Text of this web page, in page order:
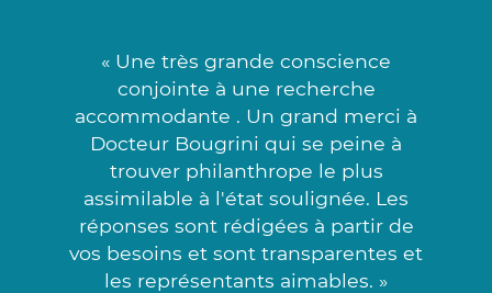
« Une très grande conscience
conjointe à une recherche
accommodante . Un grand merci à
Docteur Bougrini qui se peine à
trouver philanthrope le plus
assimilable à l'état soulignée. Les
réponses sont rédigées à partir de
vos besoins et sont transparentes et
les représentants aimables. »